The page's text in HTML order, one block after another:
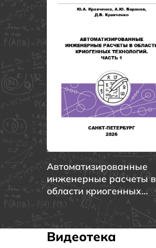
Автоматизированные
инженерные расчеты в
области криогенных
технологий. Часть 1
Видеотека